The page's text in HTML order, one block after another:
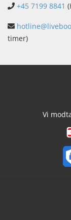
+45 7199 8841
timer)
Vi